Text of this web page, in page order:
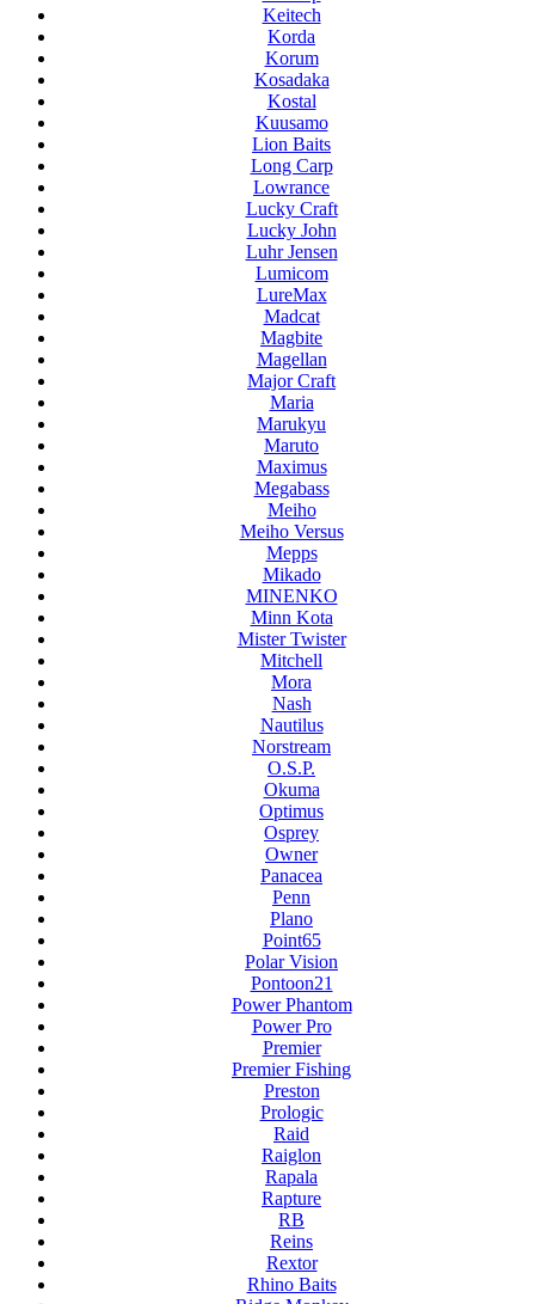
Keitech
Korda
Korum
Kosadaka
Kostal
Kuusamo
Lion Baits
Long Carp
Lowrance
Lucky Craft
Lucky John
Luhr Jensen
Lumicom
LureMax
Madcat
Magbite
Magellan
Major Craft
Maria
Marukyu
Maruto
Maximus
Megabass
Meiho
Meiho Versus
Mepps
Mikado
MINENKO
Minn Kota
Mister Twister
Mitchell
Mora
Nash
Nautilus
Norstream
O.S.P.
Okuma
Optimus
Osprey
Owner
Panacea
Penn
Plano
Point65
Polar Vision
Pontoon21
Power Phantom
Power Pro
Premier
Premier Fishing
Preston
Prologic
Raid
Raiglon
Rapala
Rapture
RB
Reins
Rextor
Rhino Baits